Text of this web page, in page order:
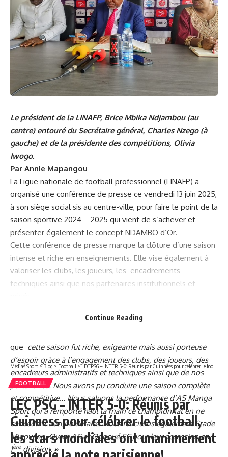
Le président de la LINAFP, Brice Mbika Ndjambou (au
centre) entouré du Secrétaire général, Charles Nzego (à
gauche) et de la présidente des compétitions, Olivia
Iwogo.
Par Annie Mapangou
La Ligue nationale de football professionnel (LINAFP) a
organisé une conférence de presse ce vendredi 13 juin 2025,
à son siège social sis au centre-ville, pour faire le point de la
saison sportive 2024 – 2025 qui vient de s’achever et
présenter également le concept NDAMBO d’Or.
Cette conférence de presse marque la clôture d’une saison
intense et riche en enseignements. Elle vise également à
valoriser les clubs, les joueurs, les encadrements
techniques ainsi que nos partenaires institutionnels et
accompagné de son Secrétaire général, Charles Nzego et
que cette saison fut riche, exigeante mais aussi porteuse
d’espoir grâce à l’engagement des clubs, des joueurs, des
encadreurs administratifs et techniques ainsi que de nos
partenaires. Nous avons pu conduire une saison complète
et compétitive… Nous saluons la performance d’AS Manga
Sport qui a remporté haut la main ce championnat en ne
concédant aucune défaite. Nous félicitons également Stade
Migovéen, Oyem AC et Ogooué FC pour leur accession en
1èredivision. »
Continue Reading
Médias Sport >Blog > Football >LEC PSG – INTER 5-0: Réunis par Guinness pour célébrer le football, les stars mondiales ont unanimement apprécié la note parisienne!
FOOTBALL
LEC PSG – INTER 5-0: Réunis par
Guinness pour célébrer le football,
les stars mondiales ont unanimement